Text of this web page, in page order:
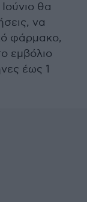
θα
να
φάρμακο,
εμβόλιο
έως 1